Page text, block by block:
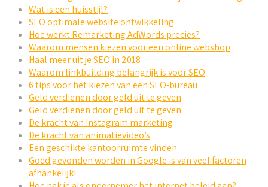
Wat is een huisstijl?
SEO optimale website ontwikkeling
Hoe werkt Remarketing AdWords precies?
Waarom mensen kiezen voor een online webshop
Haal meer uit je SEO in 2018
Waarom linkbuilding belangrijk is voor SEO
6 tips voor het kiezen van een SEO-bureau
Geld verdienen door geld uit te geven
Geld verdienen door geld uit te geven
De kracht van Instagram marketing
De kracht van animatievideo’s
Een geschikte kantoorruimte vinden
Goed gevonden worden in Google is van veel factoren
afhankelijk!